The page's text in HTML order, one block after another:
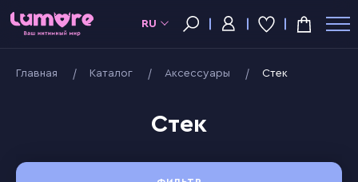
RU
Главная Kаталог Аксессуары Стек
Стек